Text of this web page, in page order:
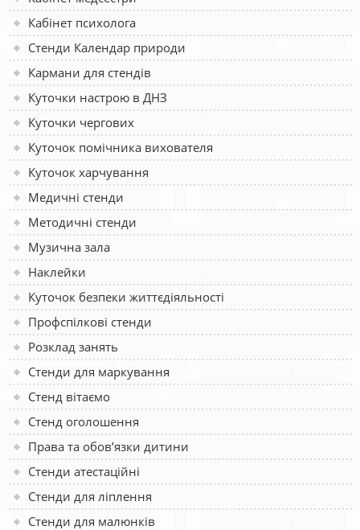
Кабінет психолога
Стенди Календар природи
Кармани для стендів
Куточки настрою в ДНЗ
Куточки чергових
Куточок помічника вихователя
Куточок харчування
Медичні стенди
Методичні стенди
Музична зала
Наклейки
Куточок безпеки життєдіяльності
Профспілкові стенди
Розклад занять
Стенди для маркування
Стенд вітаємо
Стенд оголошення
Права та обов’язки дитини
Стенди атестаційні
Стенди для ліплення
Стенди для малюнків